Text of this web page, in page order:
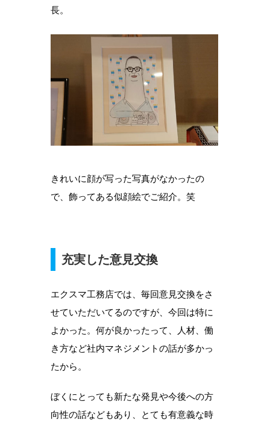
長。
きれいに顔が写った写真がなかったの
で、飾ってある似顔絵でご紹介。笑
充実した意見交換
エクスマ工務店では、毎回意見交換をさ
せていただいてるのですが、今回は特に
よかった。何が良かったって、人材、働
き方など社内マネジメントの話が多かっ
たから。
ぼくにとっても新たな発見や今後への方
向性の話などもあり、とても有意義な時